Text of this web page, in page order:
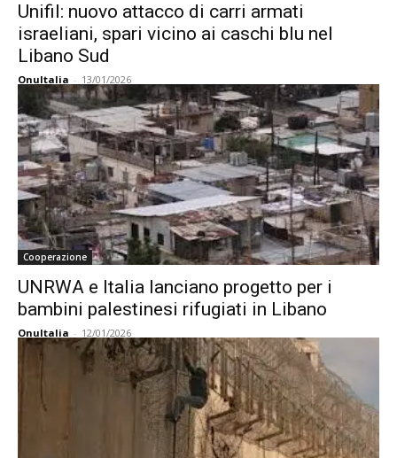
Unifil: nuovo attacco di carri armati
israeliani, spari vicino ai caschi blu nel
Libano Sud
OnuItalia - 13/01/2026
Cooperazione
UNRWA e Italia lanciano progetto per i
bambini palestinesi rifugiati in Libano
OnuItalia - 12/01/2026